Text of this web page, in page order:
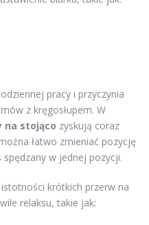
pracy i przyczynia
z kręgosłupem. W
na stojąco zyskują coraz
łatwo zmieniać pozycję
spędzany w jednej pozycji.
krótkich przerw na
relaksu, takie jak: